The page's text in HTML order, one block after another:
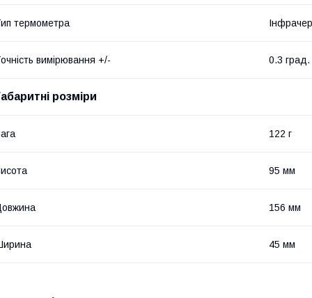
термометра
вимірювання +/- 0.3 град.
розміри
122 г
95 мм
156 мм
45 мм